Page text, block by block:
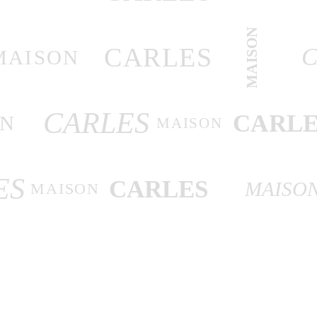
CARLES MAISON
CARLES MAISON
MAISON CARLES